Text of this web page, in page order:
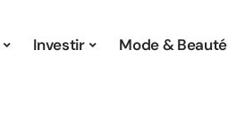
Investir Mode & Beauté